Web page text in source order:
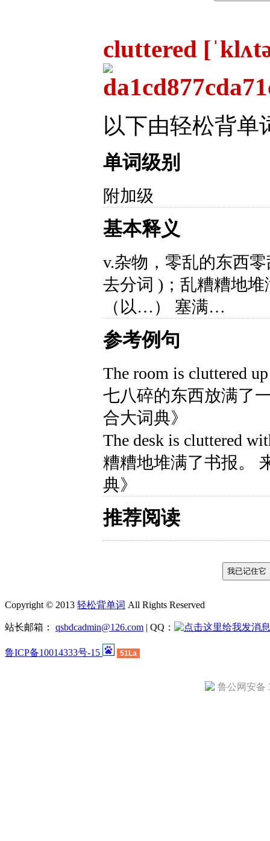
cluttered
以下由轻松背单
单词级别
附加级
基本释义
v.杂物，零乱的东西
去分词 )；乱糟糟地
（以…） 塞满…
参考例句
The room is cluttered
七八碎的东西放满了
合大词典》
The desk is cluttered
糟糟地堆满了书报。
典》
推荐阅读
Copyright © 2013 轻松背单词 All Rights Reserved
站长邮箱： qsbdcadmin@126.com | QQ：
鲁ICP备10014333号-15 51La
鲁公网安备